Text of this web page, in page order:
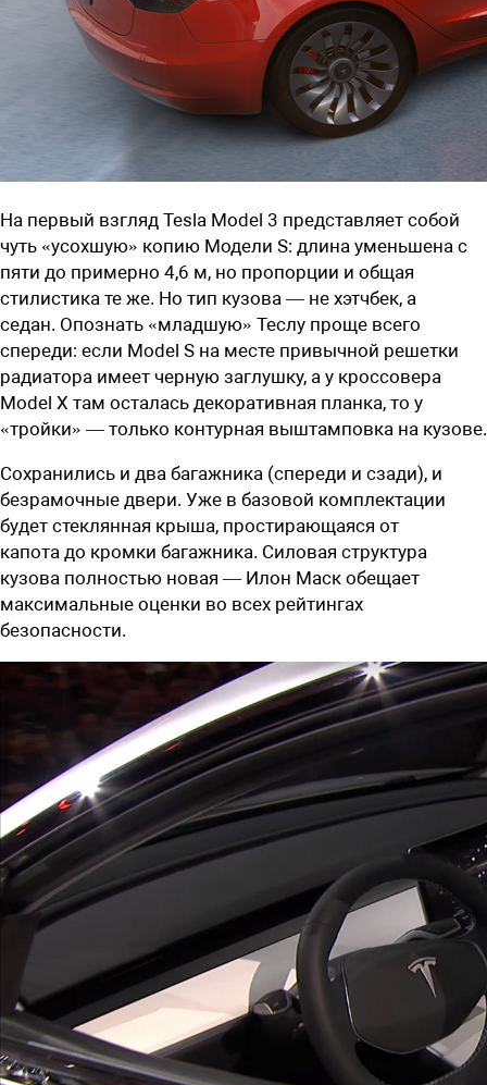
На первый взгляд Tesla Model 3 представляет собой
чуть «усохшую» копию Модели S: длина уменьшена с
пяти до примерно 4,6 м, но пропорции и общая
стилистика те же. Но тип кузова — не хэтчбек, а
седан. Опознать «младшую» Теслу проще всего
спереди: если Model S на месте привычной решетки
радиатора имеет черную заглушку, а у кроссовера
Model X там осталась декоративная планка, то у
«тройки» — только контурная выштамповка на кузове.
Сохранились и два багажника (спереди и сзади), и
безрамочные двери. Уже в базовой комплектации
будет стеклянная крыша, простирающаяся от
капота до кромки багажника. Силовая структура
кузова полностью новая — Илон Маск обещает
максимальные оценки во всех рейтингах
безопасности.